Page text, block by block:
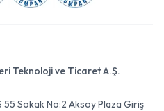
Teknoloji ve Ticaret A.Ş.
55 Sokak No:2 Aksoy Plaza Giriş